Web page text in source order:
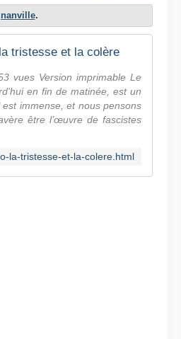
.
tristesse et la colère
vues Version imprimable Le
en fin de matinée, est un
immense, et nous pensons
être l’œuvre de fascistes
la-tristesse-et-la-colere.html